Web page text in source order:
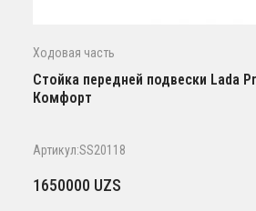
Ходовая часть
Стойка передней подвески Lada
Комфорт
Артикул:SS20118
1650000 UZS